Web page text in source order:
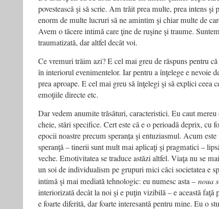
povestească şi să scrie. Am trăit prea multe, prea intens şi
enorm de multe lucruri să ne amintim şi chiar multe de
Avem o tăcere intimă care ţine de ruşine şi traume.
traumatizată, dar altfel decât voi.
Ce vremuri trăim azi? E cel mai greu de răspuns pentru
în interiorul evenimentelor. Iar pentru a înţelege e nevoie
prea aproape. E cel mai greu să înţelegi şi să explici ceea
emoţiile directe etc.
Dar vedem anumite trăsături, caracteristici. Eu caut
cheie, stări specifice. Cert este că e o perioadă deprix, cu
epocii noastre precum speranța şi entuziasmul. Acum
speranţă – tinerii sunt mult mai aplicaţi şi pragmatici –
veche. Emotivitatea se traduce astăzi altfel. Viaţa nu se
un soi de individualism pe grupuri mici căci societatea e
intimă şi mai mediată tehnologic: eu numesc asta – noua
interiorizată decât la noi şi e puţin vizibilă – e această faţă
e foarte diferită, dar foarte interesantă pentru mine. Eu o